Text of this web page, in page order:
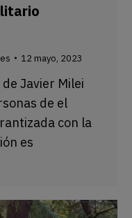
12 mayo, 2023
Javier Milei
de el
con la
es